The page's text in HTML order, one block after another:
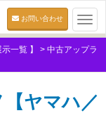
お問い合わせ
一覧 】 > 中古アップラ
ヤマハ／